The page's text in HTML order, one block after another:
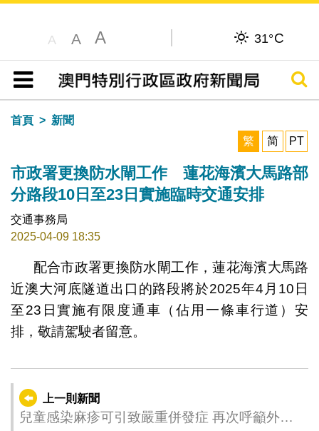
A A A 31°C
目錄
搜尋
首頁
新聞
繁
简 PT
市政署更換防水閘工作 蓮花海濱大馬路部
分路段10日至23日實施臨時交通安排
交通事務局
2025-04-09 18:35
配合市政署更換防水閘工作，蓮花海濱大馬路
近澳大河底隧道出口的路段將於2025年4月10日
至23日實施有限度通車（佔用一條車行道）安
排，敬請駕駛者留意。
上一則新聞
兒童感染麻疹可引致嚴重併發症 再次呼籲外遊